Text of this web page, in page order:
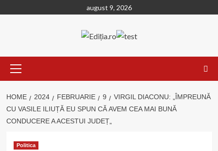
to
august 9, 2026
Menu
HOME 2024 FEBRUARIE 9
VIRGIL DIACONU: „ÎMPREUNĂ
CU VASILE ILIUȚĂ EU SPUN CĂ AVEM CEA MAI BUNĂ
CONDUCERE A ACESTUI JUDEȚ„
Politica